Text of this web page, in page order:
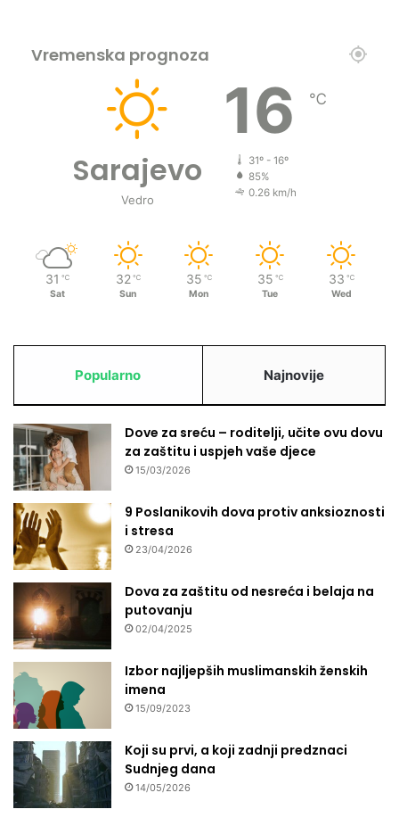
Vremenska prognoza
Sarajevo
Vedro
16 ℃
31º - 16º
85%
0.26 km/h
31 ℃
Sat
32 ℃
Sun
35 ℃
Mon
35 ℃
Tue
33 ℃
Wed
Popularno Najnovije
Dove za sreću – roditelji, učite ovu dovu
za zaštitu i uspjeh vaše djece
15/03/2026
9 Poslanikovih dova protiv anksioznosti
i stresa
23/04/2026
Dova za zaštitu od nesreća i belaja na
putovanju
02/04/2025
Izbor najljepših muslimanskih ženskih
imena
15/09/2023
Koji su prvi, a koji zadnji predznaci
Sudnjeg dana
14/05/2026